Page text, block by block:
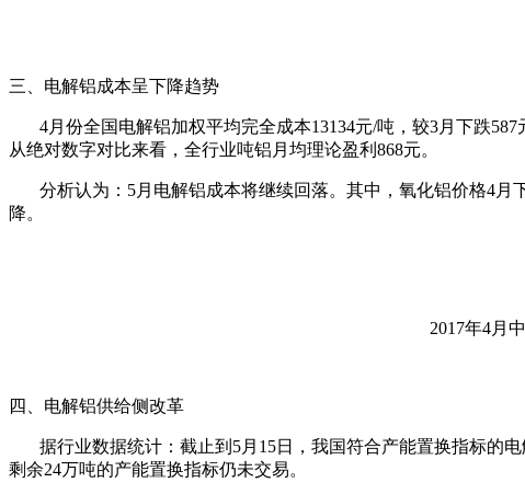
三、电解铝成本呈下降趋势
4月份全国电解铝加权平均完全成本13134元/吨，较3月下跌587
从绝对数字对比来看，全行业吨铝月均理论盈利868元。
分析认为：5月电解铝成本将继续回落。其中，氧化铝价格4月
降。
2017年4月
四、电解铝供给侧改革
据行业数据统计：截止到5月15日，我国符合产能置换指标的电
剩余24万吨的产能置换指标仍未交易。